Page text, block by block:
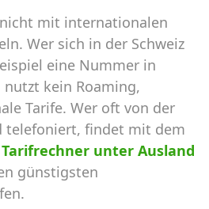
mit internationalen
Wer sich in der Schweiz
eine Nummer in
kein Roaming,
Tarife. Wer oft von der
telefoniert, findet mit dem
Tarifrechner unter Ausland
günstigsten